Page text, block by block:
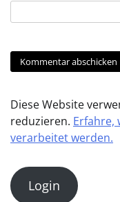
Diese Website
reduzieren. Erfahre,
verarbeitet werden.
Login